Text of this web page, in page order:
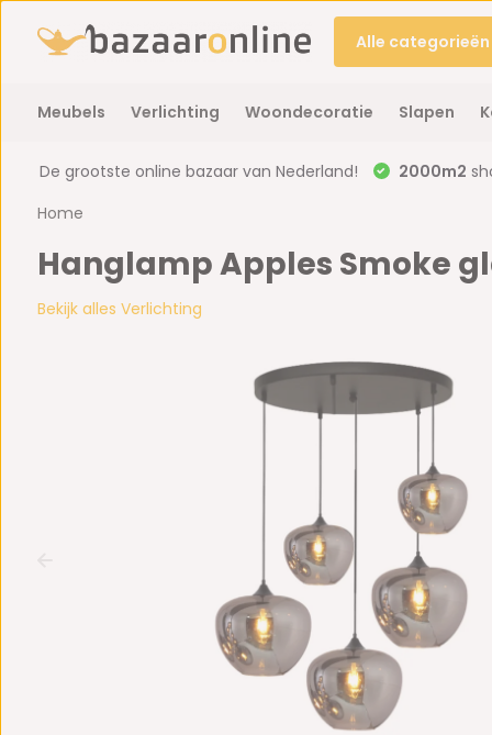
Alle categorieën
Meubels Verlichting Woondecoratie Slapen
De grootste online bazaar van Nederland! 2000m2
Home
Hanglamp Apples Smoke
Bekijk alles Verlichting